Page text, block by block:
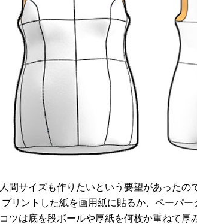
人間サイズも作りたいという要望があったの
プリントした紙を画用紙に貼るか、ペーパ
コツは底を段ボールや厚紙を何枚か重ねて